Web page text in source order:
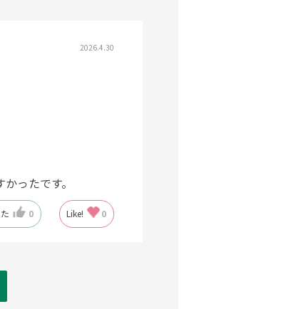
2026.4.30
ったです。
0 Like! 0